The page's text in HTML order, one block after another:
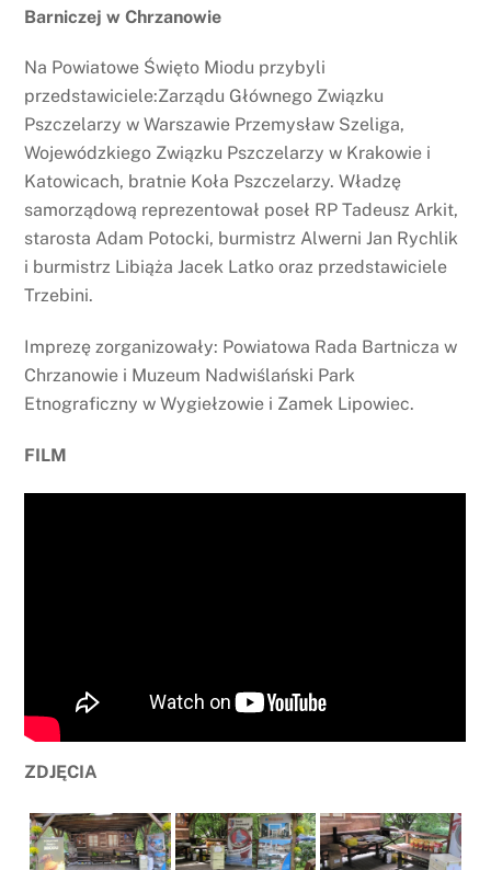
Barniczej w Chrzanowie
Na Powiatowe Święto Miodu przybyli
przedstawiciele:Zarządu Głównego Związku
Pszczelarzy w Warszawie Przemysław Szeliga,
Wojewódzkiego Związku Pszczelarzy w Krakowie i
Katowicach, bratnie Koła Pszczelarzy. Władzę
samorządową reprezentował poseł RP Tadeusz Arkit,
starosta Adam Potocki, burmistrz Alwerni Jan Rychlik
i burmistrz Libiąża Jacek Latko oraz przedstawiciele
Trzebini.
Imprezę zorganizowały: Powiatowa Rada Bartnicza w
Chrzanowie i Muzeum Nadwiślański Park
Etnograficzny w Wygiełzowie i Zamek Lipowiec.
FILM
ZDJĘCIA